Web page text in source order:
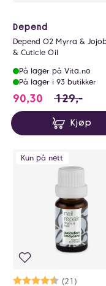
Depend
Depend O2 Myrra &
& Cuticle Oil
På lager på Vita.no
På lager i 93 butikker
90,30 90.3 i
129,-
Kjøp
Kun på nett
Karakter:
(21)
4.5 av 5